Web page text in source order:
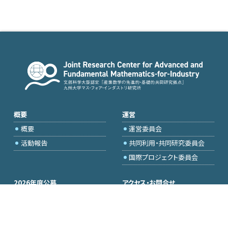
概要
概要
活動報告
運営
運営委員会
共同利用・共同研究委員会
国際プロジェクト委員会
2026年度公募
アクセス・お問合せ